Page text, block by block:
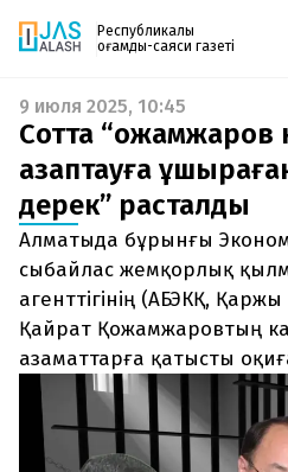
Республикалық
қоғамдық-саяси газеті
Жаңалықтар
Спорт
Live
Руханият
Аймақ
Архив
Заң және тәртіп
Редакциямен байланыс
+7 708 604 51 06
Жарнама бөлімі
+7 701 220 64 52
Пошта
zhasalash100@gmail.com
Газетке жазылу
PDF форматтағы газетті ай
поштаңызға алып отырыңыз.
шыққан сәтте сізге бірден
енгізіңіз, біз қалғанын өзіміз
9 июля 2025, 10:45
Сотта “Қожамжаров
азаптауға
дерек” расталды
Алматыда бұрынғы
сыбайлас жемқорлық
агенттігінің (АБЭКҚ,
Қайрат Қожамжаровтың
азаматтарға қатысты